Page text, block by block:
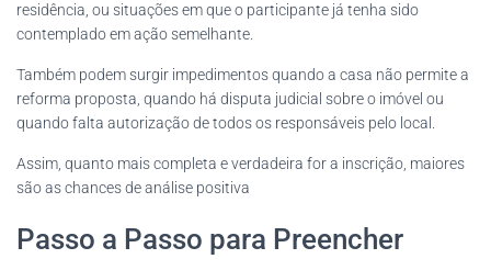
residência, ou situações em que o participante já tenha sido
contemplado em ação semelhante.
Também podem surgir impedimentos quando a casa não permite a
reforma proposta, quando há disputa judicial sobre o imóvel ou
quando falta autorização de todos os responsáveis pelo local.
Assim, quanto mais completa e verdadeira for a inscrição, maiores
são as chances de análise positiva
Passo a Passo para Preencher